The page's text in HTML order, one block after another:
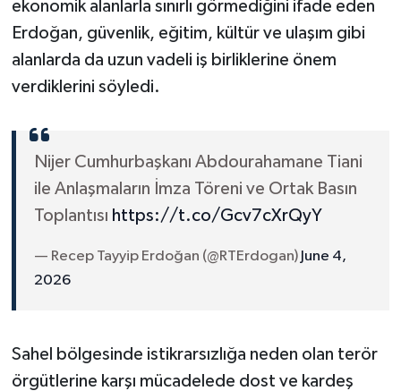
ekonomik alanlarla sınırlı görmediğini ifade eden
Erdoğan, güvenlik, eğitim, kültür ve ulaşım gibi
alanlarda da uzun vadeli iş birliklerine önem
verdiklerini söyledi.
Nijer Cumhurbaşkanı Abdourahamane Tiani
ile Anlaşmaların İmza Töreni ve Ortak Basın
Toplantısı https://t.co/Gcv7cXrQyY
— Recep Tayyip Erdoğan (@RTErdogan) June 4,
2026
Sahel bölgesinde istikrarsızlığa neden olan terör
örgütlerine karşı mücadelede dost ve kardeş